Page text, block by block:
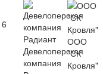
Девелоперская
компания
ООО
"СК
Кровля"